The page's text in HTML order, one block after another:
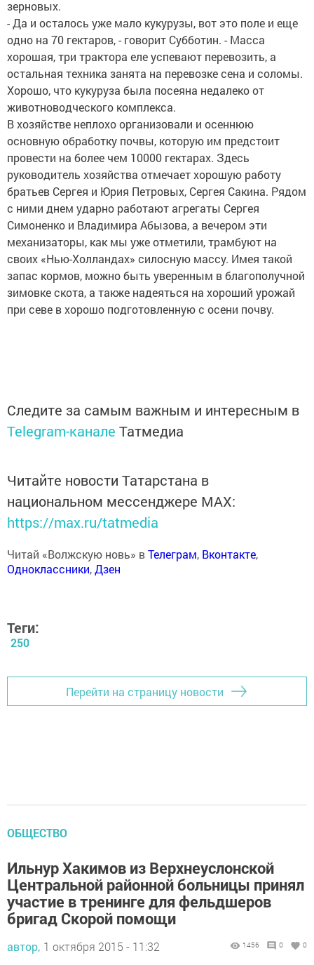
зерновых.
- Да и осталось уже мало кукурузы, вот это поле и еще
одно на 70 гектаров, - говорит Субботин. - Масса
хорошая, три трактора еле успевают перевозить, а
остальная техника занята на перевозке сена и соломы.
Хорошо, что кукуруза была посеяна недалеко от
животноводческого комплекса.
В хозяйстве неплохо организовали и осеннюю
основную обработку почвы, которую им предстоит
провести на более чем 10000 гектарах. Здесь
руководитель хозяйства отмечает хорошую работу
братьев Сергея и Юрия Петровых, Сергея Сакина. Рядом
с ними днем ударно работают агрегаты Сергея
Симоненко и Владимира Абызова, а вечером эти
механизаторы, как мы уже отметили, трамбуют на
своих «Нью-Холландах» силосную массу. Имея такой
запас кормов, можно быть уверенным в благополучной
зимовке скота, а также надеяться на хороший урожай
при севе в хорошо подготовленную с осени почву.
Следите за самым важным и интересным в
Telegram-канале Татмедиа
Читайте новости Татарстана в
национальном мессенджере MАХ:
https://max.ru/tatmedia
Читай «Волжскую новь» вТелеграм, Вконтакте,
Одноклассники,Дзен
Теги:
250
Перейти на страницу новости
ОБЩЕСТВО
Ильнур Хакимов из Верхнеуслонской
Центральной районной больницы принял
участие в тренинге для фельдшеров
бригад Скорой помощи
автор, 1 октября 2015 - 11:32 1456 0 0